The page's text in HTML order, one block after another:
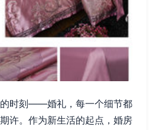
时刻——婚礼，每一个细节都
许。作为新生活的起点，婚房